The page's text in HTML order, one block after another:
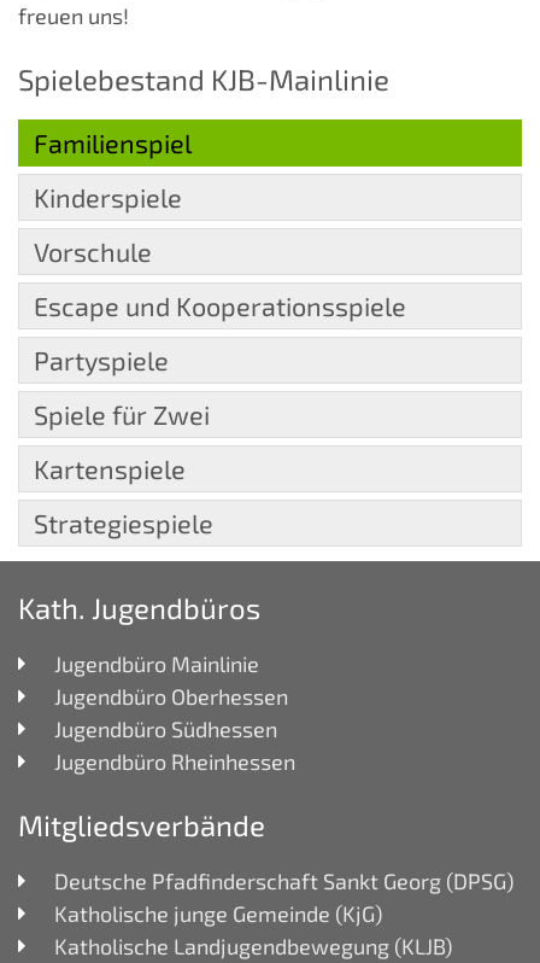
freuen uns!
Spielebestand KJB-Mainlinie
Familienspiel
Kinderspiele
Vorschule
Escape und Kooperationsspiele
Partyspiele
Spiele für Zwei
Kartenspiele
Strategiespiele
Kath. Jugendbüros
Jugendbüro Mainlinie
Jugendbüro Oberhessen
Jugendbüro Südhessen
Jugendbüro Rheinhessen
Mitgliedsverbände
Deutsche Pfadfinderschaft Sankt Georg (DPSG)
Katholische junge Gemeinde (KjG)
Katholische Landjugendbewegung (KLJB)